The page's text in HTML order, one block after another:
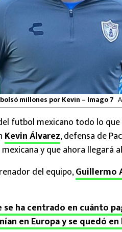
millones por Kevin – Imago 7
futbol mexicano todo lo
Kevin Álvarez, defensa de
y que ahora llegará al
del equipo,Guillermo
ha centrado en cuánto
en Europa y se quedó